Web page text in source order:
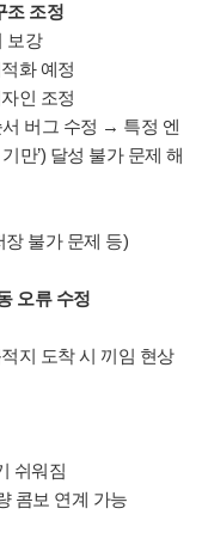
조 조정
보강
화 예정
인 조정
서 버그 수정 → 특정 엔
만’) 달성 불가 문제 해
장 불가 문제 등)
오류 수정
지 도착 시 끼임 현상
쉬워짐
콤보 연계 가능